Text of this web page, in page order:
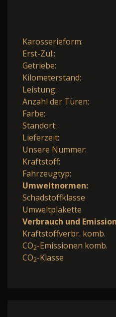
Karosserieform:
Erst-Zul.:
Getriebe:
Kilometerstand:
Leistung:
Anzahl der Türen:
Farbe:
Standort:
Lieferzeit:
Unsere Nummer:
Kraftstoff:
Fahrzeugtyp:
Umweltnormen:
Schadstoffklasse
Umweltplakette
Verbrauch und
Kraftstoffverbr. komb.
CO2-Emissionen komb.
CO2-Klasse